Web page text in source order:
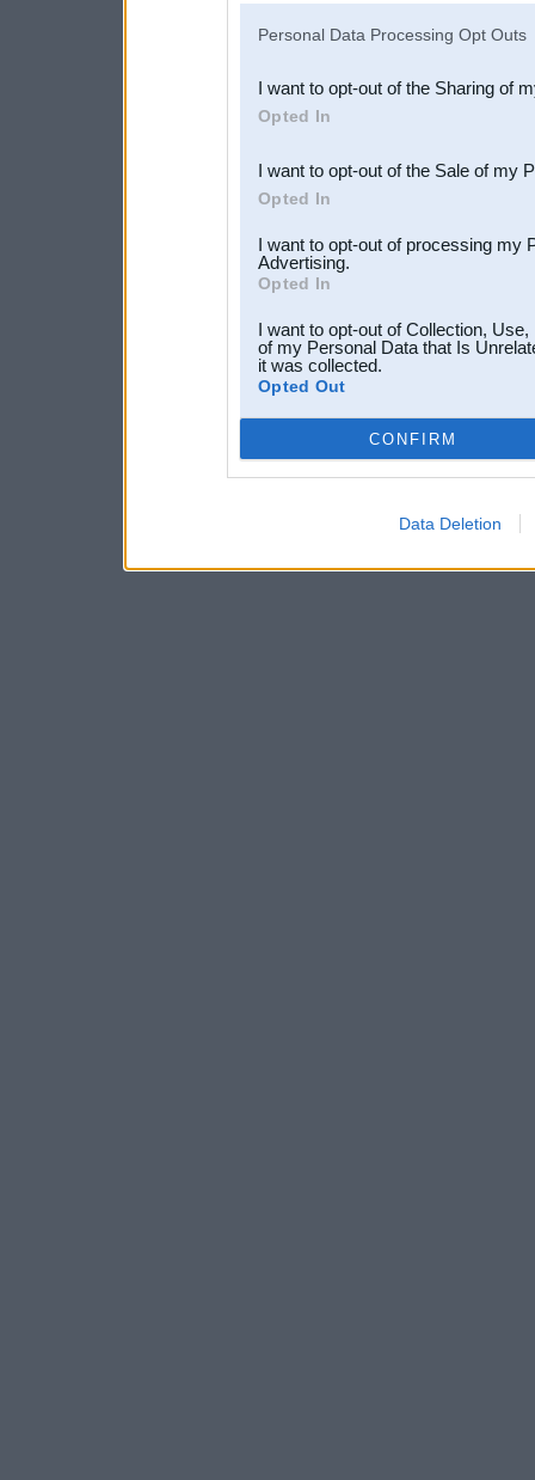
Downstream Participants
third parties.
Personal Data Processing Opt Outs
I want to opt-out of the Sharing of
Opted In
I want to opt-out of the Sale of my
Opted In
I want to opt-out of processing my
Advertising.
Opted In
I want to opt-out of Collection,
of my Personal Data that Is
it was collected.
Opted Out
CONFIRM
Data Deletion